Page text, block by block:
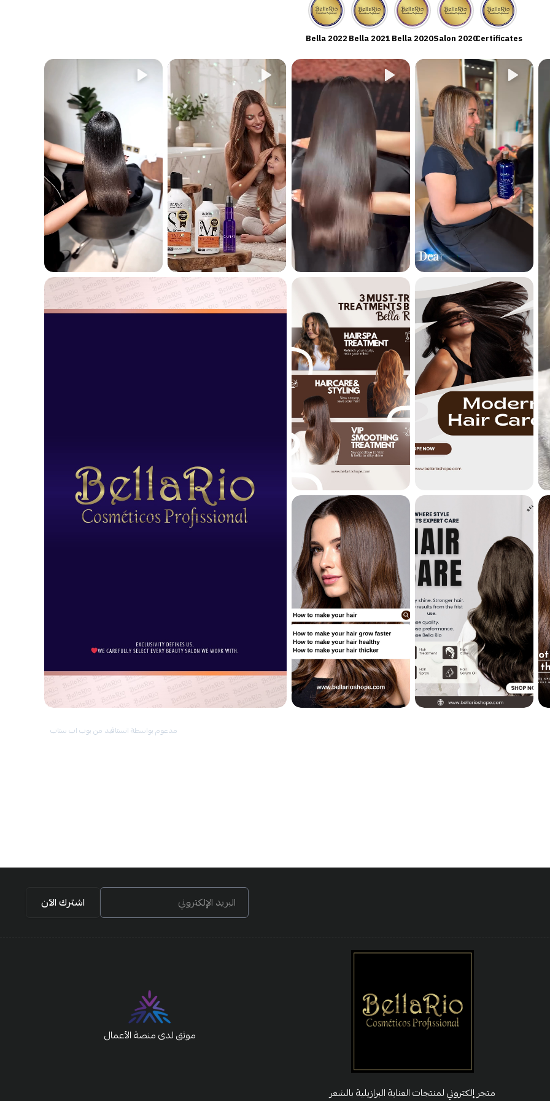
قبل. كما أنه غني بأوميغا 3-5-7.
هل هذه المنتجات خالية من الملح
والكبريتات والبارابين؟
نعم، جميع منتجات ماكاديميا خالية من هذه المكونات الضارة.
لماذا لا يصدر الشامبو الكثير من الرغوة؟
لأنه خالٍ من الملح والكبريتات. إذا كنت من محبي الرغوة، يمكنك
غسل شعرك بسرعة بكمية صغيرة من الشامبو أولاً وشطفه، ثم
غسل الشعر بالطريقة المعتادة.
هل يمكن استخدامه بعد علاجات فرد الشعر؟
نعم، يمكن استخدامه مع أي علاج فرد أو كيراتين.
هل يجب استخدام الشامبو والماسك من
نفس المجموعة؟
لشعري؟
شعر تالف؟ استخدمي مجموعة ماكاديميا.
شعر دهني؟ جربي مجموعة ديتوكس.
شعر أملس؟اختاري مجموعة الأرجان.
شعر أشقر؟تخلصي من الصبغات البرتقالية المزعجة باستخدام
Certificates
Salon 2020
Bella 2020
Bella 2021
Bella 2022
مدعوم بواسطة انستافيد من بوب اب سناب
البريد الإلكتروني اشترك الآن
متجر إلكتروني لمنتجات العناية البرازيلية بالشعر
موثق لدى منصة الأعمال